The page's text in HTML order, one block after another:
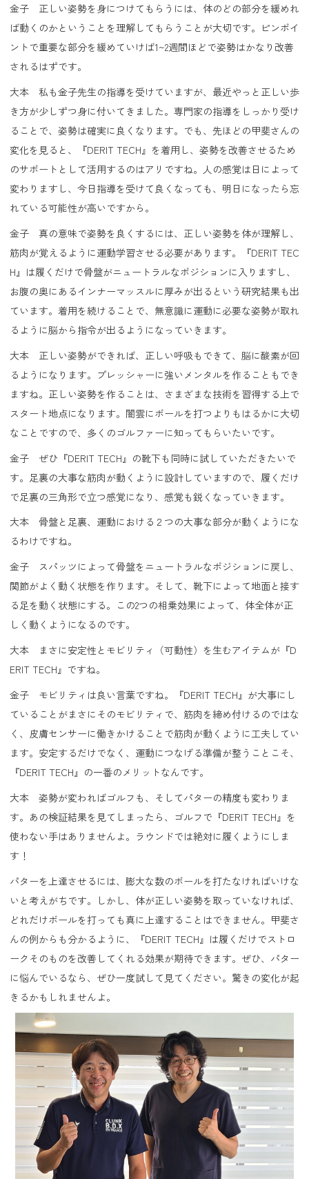
金子 正しい姿勢を身につけてもらうには、体のどの部分を緩めれ
ば動くのかということを理解してもらうことが大切です。ピンポイ
ントで重要な部分を緩めていけば1~2週間ほどで姿勢はかなり改善
されるはずです。
大本 私も金子先生の指導を受けていますが、最近やっと正しい歩
き方が少しずつ身に付いてきました。専門家の指導をしっかり受け
ることで、姿勢は確実に良くなります。でも、先ほどの甲斐さんの
変化を見ると、『DERIT TECH』を着用し、姿勢を改善させるため
のサポートとして活用するのはアリですね。人の感覚は日によって
変わりますし、今日指導を受けて良くなっても、明日になったら忘
れている可能性が高いですから。
金子 真の意味で姿勢を良くするには、正しい姿勢を体が理解し、
筋肉が覚えるように運動学習させる必要があります。『DERIT TEC
H』は履くだけで骨盤がニュートラルなポジションに入りますし、
お腹の奥にあるインナーマッスルに厚みが出るという研究結果も出
ています。着用を続けることで、無意識に運動に必要な姿勢が取れ
るように脳から指令が出るようになっていきます。
大本 正しい姿勢ができれば、正しい呼吸もできて、脳に酸素が回
るようになります。プレッシャーに強いメンタルを作ることもでき
ますね。正しい姿勢を作ることは、さまざまな技術を習得する上で
スタート地点になります。闇雲にボールを打つよりもはるかに大切
なことですので、多くのゴルファーに知ってもらいたいです。
金子 ぜひ『DERIT TECH』の靴下も同時に試していただきたいで
す。足裏の大事な筋肉が動くように設計していますので、履くだけ
で足裏の三角形で立つ感覚になり、感覚も鋭くなっていきます。
大本 骨盤と足裏、運動における２つの大事な部分が動くようにな
るわけですね。
金子 スパッツによって骨盤をニュートラルなポジションに戻し、
関節がよく動く状態を作ります。そして、靴下によって地面と接す
る足を動く状態にする。この2つの相乗効果によって、体全体が正
しく動くようになるのです。
大本 まさに安定性とモビリティ（可動性）を生むアイテムが『D
ERIT TECH』ですね。
金子 モビリティは良い言葉ですね。『DERIT TECH』が大事にし
ていることがまさにそのモビリティで、筋肉を締め付けるのではな
く、皮膚センサーに働きかけることで筋肉が動くように工夫してい
ます。安定するだけでなく、運動につなげる準備が整うことこそ、
『DERIT TECH』の一番のメリットなんです。
大本 姿勢が変わればゴルフも、そしてパターの精度も変わりま
す。あの検証結果を見てしまったら、ゴルフで『DERIT TECH』を
使わない手はありませんよ。ラウンドでは絶対に履くようにしま
す！
パターを上達させるには、膨大な数のボールを打たなければいけな
いと考えがちです。しかし、体が正しい姿勢を取っていなければ、
どれだけボールを打っても真に上達することはできません。甲斐さ
んの例からも分かるように、『DERIT TECH』は履くだけでストロ
ークそのものを改善してくれる効果が期待できます。ぜひ、パター
に悩んでいるなら、ぜひ一度試して見てください。驚きの変化が起
きるかもしれませんよ。